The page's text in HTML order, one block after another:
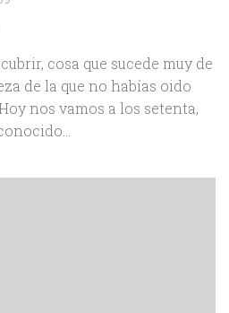
cosa que sucede muy de
de la que no habías oido
nos vamos a los setenta,